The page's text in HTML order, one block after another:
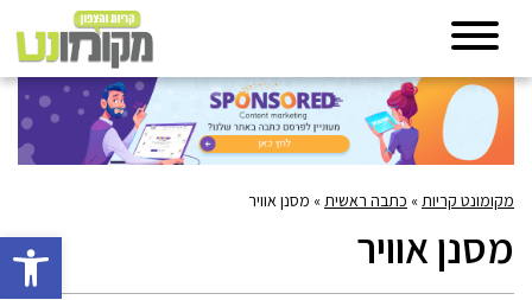
פתח
מקומונט קריות » כתבה ראשית » מסנן אוויר
מסנן אוויר